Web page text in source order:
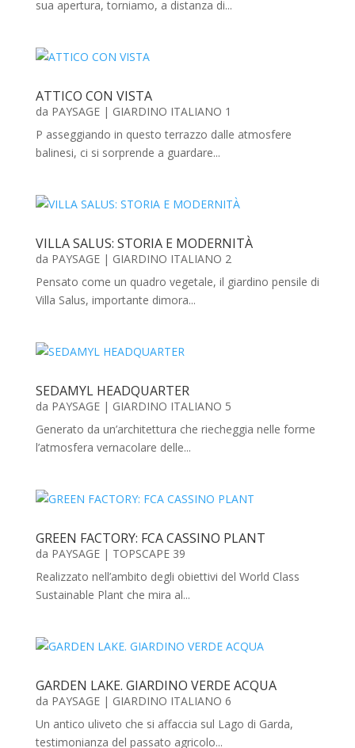
sua apertura, torniamo, a distanza di...
ATTICO CON VISTA
da PAYSAGE| GIARDINO ITALIANO 1
P asseggiando in questo terrazzo dalle atmosfere
balinesi, ci si sorprende a guardare...
VILLA SALUS: STORIA E MODERNITÀ
da PAYSAGE| GIARDINO ITALIANO 2
Pensato come un quadro vegetale, il giardino pensile di
Villa Salus, importante dimora...
SEDAMYL HEADQUARTER
da PAYSAGE| GIARDINO ITALIANO 5
Generato da un’architettura che riecheggia nelle forme
l’atmosfera vernacolare delle...
GREEN FACTORY: FCA CASSINO PLANT
da PAYSAGE| TOPSCAPE 39
Realizzato nell’ambito degli obiettivi del World Class
Sustainable Plant che mira al...
GARDEN LAKE. GIARDINO VERDE ACQUA
da PAYSAGE| GIARDINO ITALIANO 6
Un antico uliveto che si affaccia sul Lago di Garda,
testimonianza del passato agricolo...